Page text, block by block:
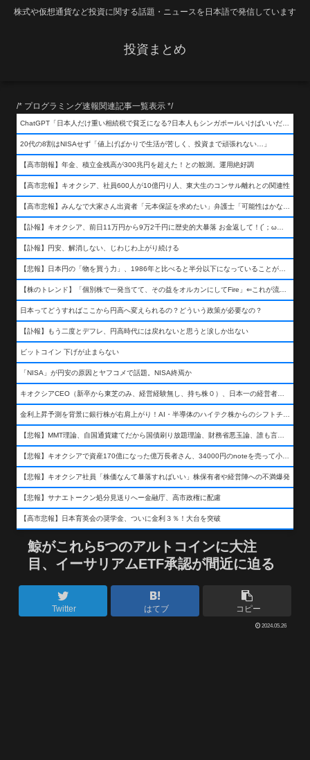
株式や仮想通貨など投資に関する話題・ニュースを日本語で発信しています
投資まとめ
/* プログラミング速報関連記事一覧表示 */
ChatGPT「日本人だけ重い相続税で貧乏になる?日本人もシンガポールいけばいいだけだから相続税で日本人は貧乏にならんだろ呆」
20代の8割はNISAせず「値上げばかりで生活が苦しく、投資まで頑張れない…」
【高市朗報】年金、積立金残高が300兆円を超えた！との観測。運用絶好調
【高市悲報】キオクシア、社員600人が10億円り人、東大生のコンサル離れとの関連性
【高市悲報】みんなで大家さん出資者「元本保証を求めたい」弁護士「可能性はかなり低い」出資者「不誠実！」
【訃報】キオクシア、前日11万円から9万2千円に歴史的大暴落 お金返して！(´；ω；｀)
【訃報】円安、解消しない、じわじわ上がり続ける
【悲報】日本円の「物を買う力」、1986年と比べると半分以下になっていることが判明&#8230;高市さんありがとう！
【株のトレンド】「個別株で一発当てて、その益をオルカンにしてFire」⇐これが流行ってるらしい
日本ってどうすればここから円高へ変えられるの？どういう政策が必要なの？
【訃報】もう二度とデフレ、円高時代には戻れないと思うと涙しか出ない
ビットコイン 下げが止まらない
「NISA」が円安の原因とヤフコメで話題。NISA終焉か
キオクシアCEO（新卒から東芝のみ、経営経験無し、持ち株０）、日本一の経営者になる…
金利上昇予測を背景に銀行株が右肩上がり！AI・半導体のハイテク株からのシフトチェンジも
【悲報】MMT理論、自国通貨建てだから国債刷り放題理論、財務省悪玉論、誰も言わなくなるwwwwwwwwwwwwwww
【悲報】キオクシアで資産170億になった億万長者さん、34000円のnoteを売って小銭を稼いでしまうwwwwwwwwwwwwwwwwwwww
【悲報】キオクシア社員「株価なんて暴落すればいい」株保有者や経営陣への不満爆発
【悲報】サナエトークン処分見送りへー金融庁、高市政権に配慮
【高市悲報】日本育英会の奨学金、ついに金利３％！大台を突破
鯨がこれら5つのアルトコインに大注
目、イーサリアムETF承認が間近に迫る
Twitter はてブ コピー
2024.05.26